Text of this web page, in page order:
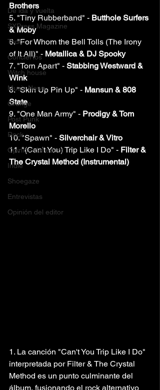
De ida y vuelta
SXPress Magazine
Todo
Conciertos
Witch house
Music News
Grunge
Post Punk
Rock
Opinión del editor
Indie
Shoegaze
Entrevistas
Opinión del editor
Brothers
5. "Tiny Rubberband" - Butthole Surfers
& Moby
6. "For Whom the Bell Tolls (The Irony
of It All)" - Metallica & DJ Spooky
7. "Torn Apart" - Stabbing Westward &
Wink
8. "Skin Up Pin Up" - Mansun & 808
State
9. "One Man Army" - Prodigy & Tom
Morello
10. "Spawn" - Silverchair & Vitro
11. "(Can't You) Trip Like I Do" - Filter &
The Crystal Method (Instrumental)
1. La canción "Can't You Trip Like I Do"
interpretada por Filter & The Crystal
Method es un punto culminante del
álbum, fusionando el rock alternativo